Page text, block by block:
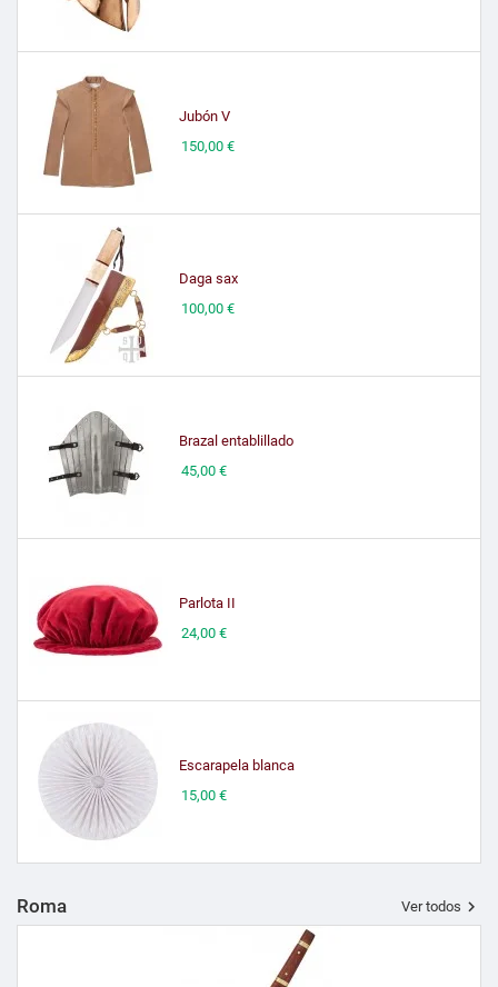
Jubón V
Precio
150,00 €
Daga sax
Precio
100,00 €
Brazal entablillado
Precio
45,00 €
Parlota II
Precio
24,00 €
Escarapela blanca
Precio
15,00 €
Roma Ver todos 